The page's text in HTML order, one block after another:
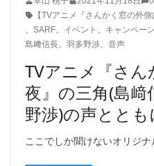
【TVアニメ『さんかく窓の外
SARF イベント キャンペーン
島﨑信長
羽多野渉 音声
TVアニメ『さ
夜』の三角(島﨑
野渉)の声ととも
ここでしか聞けないオリジ